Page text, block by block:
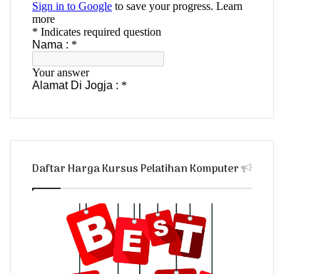
Daftar Harga Kursus Pelatihan Komputer